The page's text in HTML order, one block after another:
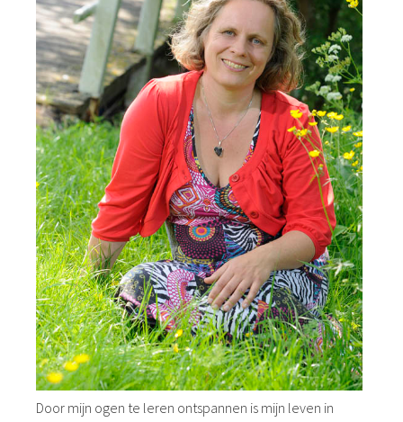
Door mijn ogen te leren ontspannen is mijn leven in